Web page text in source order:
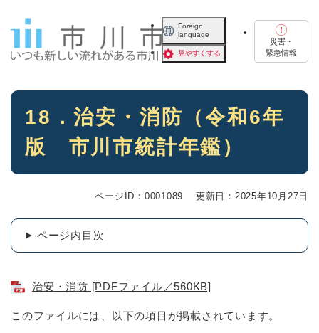
Foreign
language
見やすくする
災害・
緊急情報
本
18．治安・消防（令和6年
版 市川市統計年鑑）
ページID：0001089 更新日：2025年10月27日
ページ内目次
治安・消防 [PDFファイル／560KB]
このファイルには、以下の項目が掲載されています。